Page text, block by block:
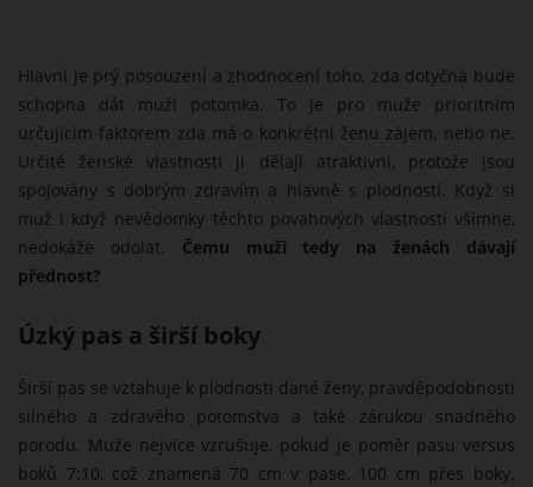
Hlavní je prý posouzení a zhodnocení toho, zda dotyčná bude
schopna dát muži potomka. To je pro muže prioritním
určujícím faktorem zda má o konkrétní ženu zájem, nebo ne.
Určité ženské vlastnosti ji dělají atraktivní, protože jsou
spojovány s dobrým zdravím a hlavně s plodností. Když si
muž i když nevědomky těchto povahových vlastností všimne,
nedokáže odolat. Čemu muži tedy na ženách dávají
přednost?
Úzký pas a širší boky
Širší pas se vztahuje k plodnosti dané ženy, pravděpodobnosti
silného a zdravého potomstva a také zárukou snadného
porodu. Muže nejvíce vzrušuje, pokud je poměr pasu versus
boků 7:10, což znamená 70 cm v pase, 100 cm přes boky.